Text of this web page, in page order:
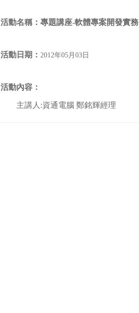
活動名稱： 專題講座-軟體專案開發實務
活動日期： 2012年05月03日
活動內容：
主講人:資通電腦 鄭銘輝經理